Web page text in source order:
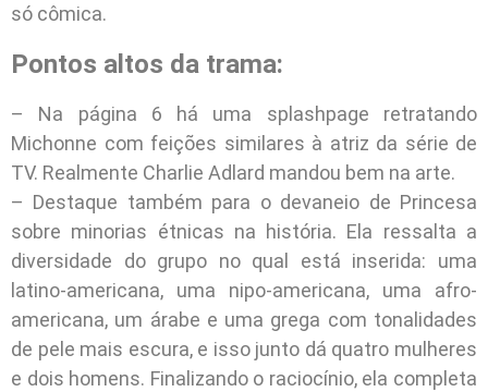
só cômica.
Pontos altos da trama:
– Na página 6 há uma splashpage retratando
Michonne com feições similares à atriz da série de
TV. Realmente Charlie Adlard mandou bem na arte.
– Destaque também para o devaneio de Princesa
sobre minorias étnicas na história. Ela ressalta a
diversidade do grupo no qual está inserida: uma
latino-americana, uma nipo-americana, uma afro-
americana, um árabe e uma grega com tonalidades
de pele mais escura, e isso junto dá quatro mulheres
e dois homens. Finalizando o raciocínio, ela completa